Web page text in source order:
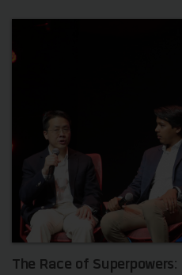
The Race of Superpowers: